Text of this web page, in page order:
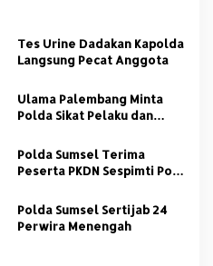
Tes Urine Dadakan Kapolda
Langsung Pecat Anggota
Ulama Palembang Minta
Polda Sikat Pelaku dan
Polda Sumsel Terima
Peserta PKDN Sespimti Polri
Polda Sumsel Sertijab 24
Perwira Menengah